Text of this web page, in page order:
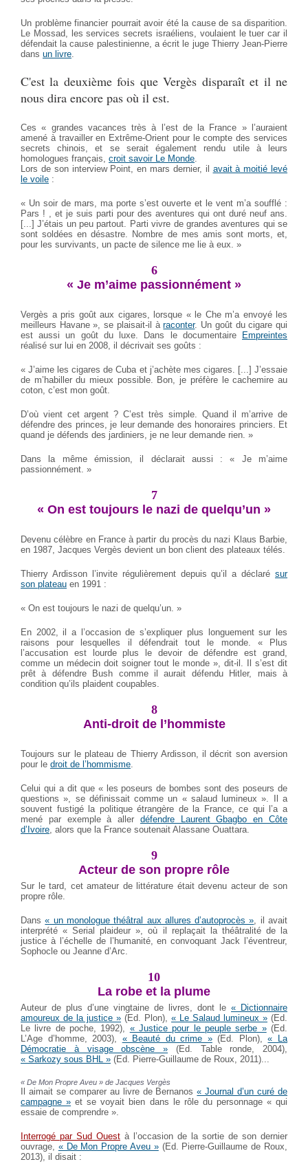
Un problème financier pourrait avoir été la cause de sa disparition.
Le Mossad, les services secrets israéliens, voulaient le tuer car il
défendait la cause palestinienne, a écrit le juge Thierry Jean-Pierre
dans un livre.
C'est la deuxième fois que Vergès disparaît et il ne
nous dira encore pas où il est.
Ces « grandes vacances très à l’est de la France » l’auraient
amené à travailler en Extrême-Orient pour le compte des services
secrets chinois, et se serait également rendu utile à leurs
homologues français, croit savoir Le Monde.
Lors de son interview Point, en mars dernier, il avait à moitié levé
le voile :
« Un soir de mars, ma porte s’est ouverte et le vent m’a soufflé :
Pars ! , et je suis parti pour des aventures qui ont duré neuf ans.
[...] J’étais un peu partout. Parti vivre de grandes aventures qui se
sont soldées en désastre. Nombre de mes amis sont morts, et,
pour les survivants, un pacte de silence me lie à eux. »
6
« Je m’aime passionnément »
Vergès a pris goût aux cigares, lorsque « le Che m’a envoyé les
meilleurs Havane », se plaisait-il àraconter. Un goût du cigare qui
est aussi un goût du luxe. Dans le documentaire
Empreintes
réalisé sur lui en 2008, il décrivait ses goûts :
« J’aime les cigares de Cuba et j’achète mes cigares. [...] J’essaie
de m’habiller du mieux possible. Bon, je préfère le cachemire au
coton, c’est mon goût.
D’où vient cet argent ? C’est très simple. Quand il m’arrive de
défendre des princes, je leur demande des honoraires princiers. Et
quand je défends des jardiniers, je ne leur demande rien. »
Dans la même émission, il déclarait aussi : « Je m’aime
passionnément. »
7
« On est toujours le nazi de quelqu’un »
Devenu célèbre en France à partir du procès du nazi Klaus Barbie,
en 1987, Jacques Vergès devient un bon client des plateaux télés.
Thierry Ardisson l’invite régulièrement depuis qu’il a déclaré sur
son plateau en 1991 :
« On est toujours le nazi de quelqu’un. »
En 2002, il a l’occasion de s’expliquer plus longuement sur les
raisons pour lesquelles il défendrait tout le monde. « Plus
l’accusation est lourde plus le devoir de défendre est grand,
comme un médecin doit soigner tout le monde », dit-il. Il s’est dit
prêt à défendre Bush comme il aurait défendu Hitler, mais à
condition qu’ils plaident coupables.
8
Anti-droit de l’hommiste
Toujours sur le plateau de Thierry Ardisson, il décrit son aversion
pour le droit de l’hommisme.
Celui qui a dit que « les poseurs de bombes sont des poseurs de
questions », se définissait comme un « salaud lumineux ». Il a
souvent fustigé la politique étrangère de la France, ce qui l’a a
mené par exemple à aller défendre Laurent Gbagbo en Côte
d’Ivoire, alors que la France soutenait Alassane Ouattara.
9
Acteur de son propre rôle
Sur le tard, cet amateur de littérature était devenu acteur de son
propre rôle.
Dans« un monologue théâtral aux allures d’autoprocès », il avait
interprété « Serial plaideur », où il replaçait la théâtralité de la
justice à l’échelle de l’humanité, en convoquant Jack l’éventreur,
Sophocle ou Jeanne d’Arc.
10
La robe et la plume
Auteur de plus d’une vingtaine de livres, dont le « Dictionnaire
amoureux de la justice » (Ed. Plon), « Le Salaud lumineux » (Ed.
Le livre de poche, 1992), « Justice pour le peuple serbe »(Ed.
L’Age d’homme, 2003), « Beauté du crime »(Ed. Plon),« La
Démocratie à visage obscène » (Ed. Table ronde, 2004),
« Sarkozy sous BHL » (Ed. Pierre-Guillaume de Roux, 2011)...
« De Mon Propre Aveu » de Jacques Vergès
Il aimait se comparer au livre de Bernanos« Journal d’un curé de
campagne » et se voyait bien dans le rôle du personnage « qui
essaie de comprendre ».
Interrogé par Sud Ouest à l’occasion de la sortie de son dernier
ouvrage, « De Mon Propre Aveu »(Ed. Pierre-Guillaume de Roux,
2013), il disait :